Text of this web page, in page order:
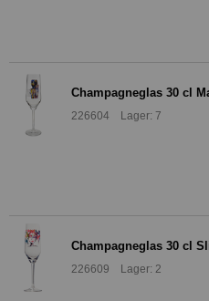
Champagneglas 30 cl
226604 Lager: 7
Champagneglas 30 cl
226609 Lager: 2